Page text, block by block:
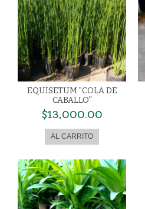
EQUISETUM "COLA DE
CABALLO"
$13,000.00